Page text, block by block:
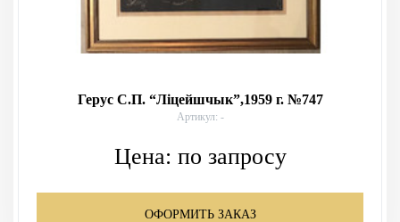
Герус С.П. “Лiцейшчык”,1959 г. №747
Артикул: -
Цена: по запросу
ОФОРМИТЬ ЗАКАЗ